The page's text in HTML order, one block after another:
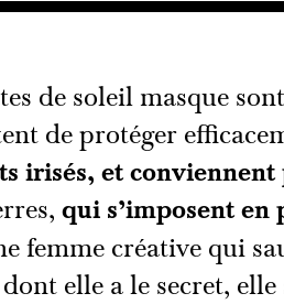
de soleil masque sont
de protéger
irisés, et
qui s’imposent en
femme créative qui
elle a le secret,